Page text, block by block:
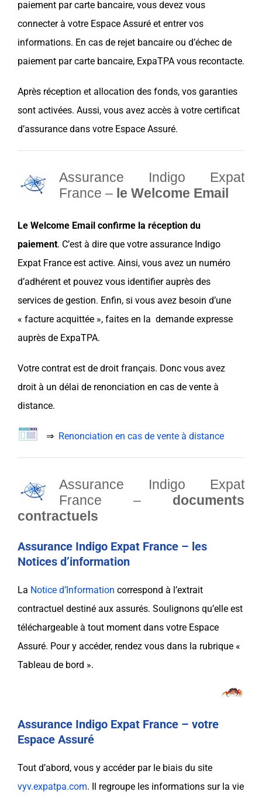
paiement par carte bancaire, vous devez vous
connecter à votre Espace Assuré et entrer vos
informations. En cas de rejet bancaire ou d’échec de
paiement par carte bancaire, ExpaTPA vous recontacte.
Après réception et allocation des fonds, vos garanties
sont activées. Aussi, vous avez accès à votre certificat
d’assurance dans votre Espace Assuré.
Assurance Indigo Expat
France – le Welcome Email
Le Welcome Email confirme la réception du
paiement. C’est à dire que votre assurance Indigo
Expat France est active. Ainsi, vous avez un numéro
d’adhérent et pouvez vous identifier auprès des
services de gestion. Enfin, si vous avez besoin d’une
« facture acquittée », faites en la demande expresse
auprès de ExpaTPA.
Votre contrat est de droit français. Donc vous avez
droit à un délai de renonciation en cas de vente à
distance.
⇒ Renonciation en cas de vente à distance
Assurance Indigo Expat
France – documents
contractuels
Assurance Indigo Expat France – les
Notices d’information
La Notice d’Information correspond à l’extrait
contractuel destiné aux assurés. Soulignons qu’elle est
téléchargeable à tout moment dans votre Espace
Assuré. Pour y accéder, rendez vous dans la rubrique «
Tableau de bord ».
Assurance Indigo Expat France – votre
Espace Assuré
Tout d’abord, vous y accéder par le biais du site
vyv.expatpa.com. Il regroupe les informations sur la vie